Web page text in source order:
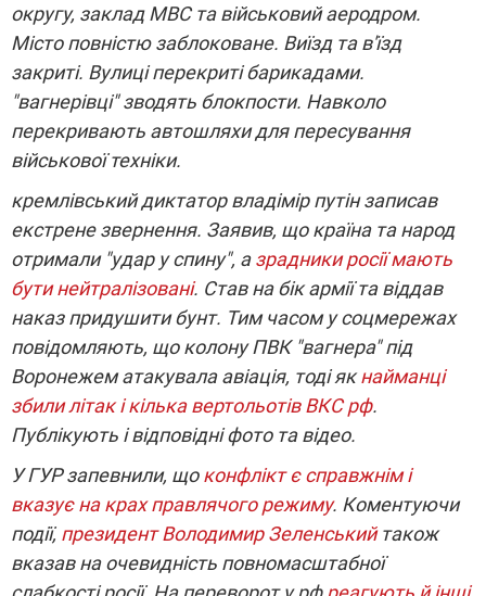
округу, заклад МВС та військовий аеродром.
Місто повністю заблоковане. Виїзд та в'їзд
закриті. Вулиці перекриті барикадами.
"вагнерівці" зводять блокпости. Навколо
перекривають автошляхи для пересування
військової техніки.
кремлівський диктатор владімір путін записав
екстрене звернення. Заявив, що країна та народ
отримали "удар у спину", азрадники росії мають
бути нейтралізовані. Став на бік армії та віддав
наказ придушити бунт. Тим часом у соцмережах
повідомляють, що колону ПВК "вагнера" під
Воронежем атакувала авіація, тоді якнайманці
збили літак і кілька вертольотів ВКС рф.
Публікують і відповідні фото та відео.
У ГУР запевнили, щоконфлікт є справжнім і
вказує на крах правлячого режиму. Коментуючи
події, президент Володимир Зеленськийтакож
вказав на очевидність повномасштабної